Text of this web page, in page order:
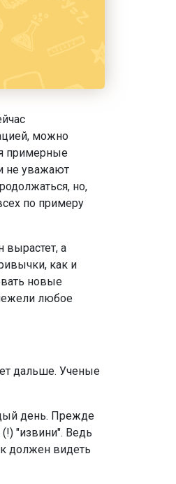
можно
примерные
не уважают
но,
по примеру
вырастет, а
как и
новые
любое
дальше. Ученые
день. Прежде
(!) "извини". Ведь
должен видеть